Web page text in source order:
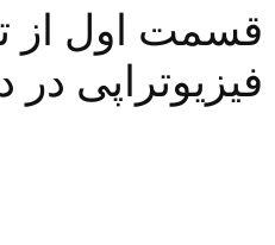
قسمت اول از
فیزیوتراپی در